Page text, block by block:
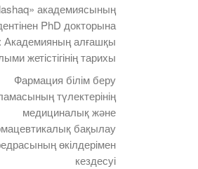
академиясының
PhD докторына
Академияның алғашқы
жетістігінің тарихы
Фармация білім беру
түлектерінің
медициналық және
бақылау
өкілдерімен
кездесуі